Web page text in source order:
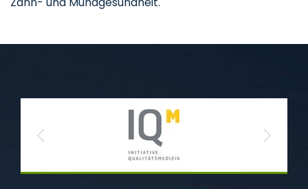
Previous Next